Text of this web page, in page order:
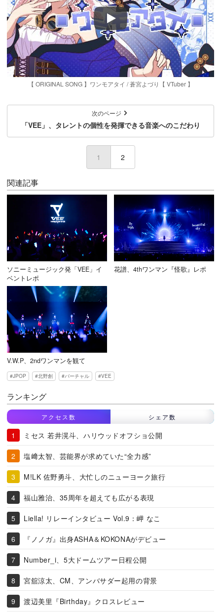
Play
【 ORIGINAL SONG 】ワンモアタイ / 蒼宮よづり【 VTuber 】
次のページ
「VEE」、タレントの個性を発揮できる音楽へのこだわり
1 (current)
2
関連記事
ソニーミュージック発「VEE」イ
ベントレポ
花譜、4thワンマン『怪歌』レポ
V.W.P、2ndワンマンを観て
JPOP 北野創 バーチャル VEE
ランキング
アクセス数 シェア数
ミセス 若井滉斗、ハリウッドオフショ公開
塩﨑太智、芸能界が求めていた“全力感”
M!LK 佐野勇斗、大忙しのニューヨーク旅行
福山雅治、35周年を超えても広がる表現
Liella! リレーインタビュー Vol.9：岬 なこ
『ノノガ』出身ASHA＆KOKONAがデビュー
Number_i、5大ドームツアー日程公開
宮舘涼太、CM、アンバサダー起用の背景
渡辺美里『Birthday』クロスレビュー